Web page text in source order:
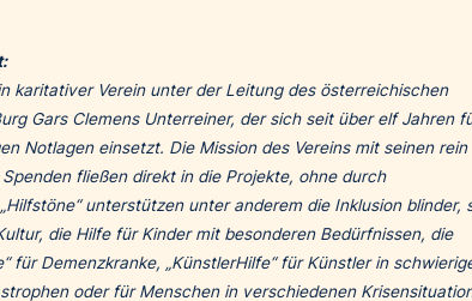
karitativer Verein unter der Leitung des österreichischen
Gars Clemens Unterreiner, der sich seit über elf Jahren
Notlagen einsetzt. Die Mission des Vereins mit seinen rein
fließen direkt in die Projekte, ohne durch
unterstützen unter anderem die Inklusion blinder,
die Hilfe für Kinder mit besonderen Bedürfnissen, die
für Demenzkranke, „KünstlerHilfe“ für Künstler in
oder für Menschen in verschiedenen